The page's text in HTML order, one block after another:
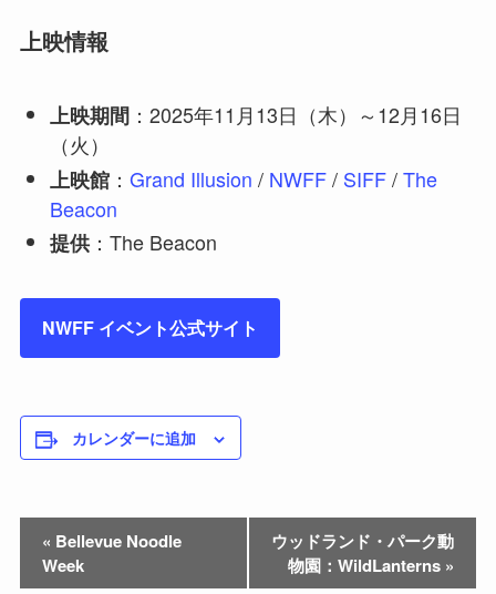
上映情報
上映期間：2025年11月13日（木）～12月16日
（火）
上映館： Grand Illusion / NWFF/ SIFF/The
Beacon
提供：The Beacon
NWFF イベント公式サイト
カレンダーに追加
« Bellevue Noodle
Week
ウッドランド・パーク動
物園：WildLanterns »